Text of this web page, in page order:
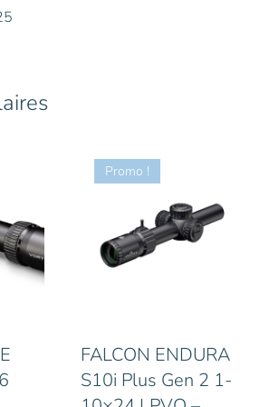
Promo !
FALCON ENDURA
S10i Plus Gen 2 1-